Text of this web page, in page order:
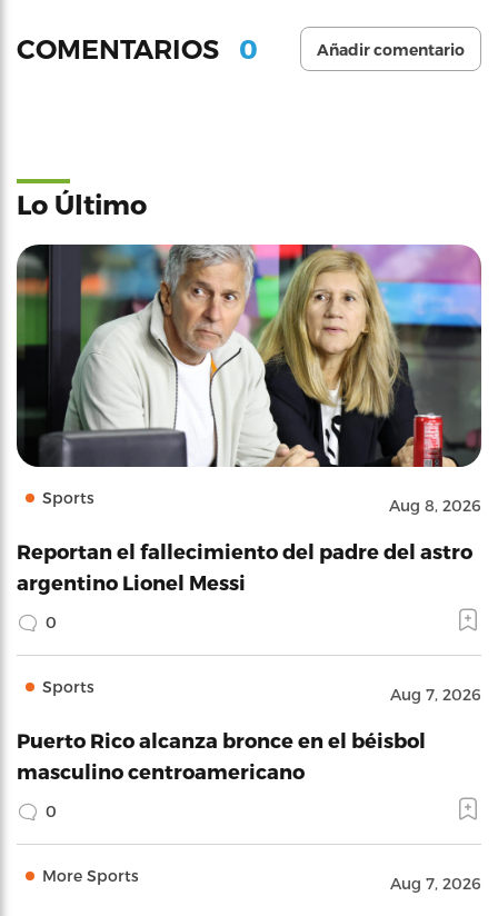
COMENTARIOS 0 Añadir comentario
Lo Último
Sports Aug 8, 2026
Reportan el fallecimiento del padre del astro
argentino Lionel Messi
0
Sports Aug 7, 2026
Puerto Rico alcanza bronce en el béisbol
masculino centroamericano
0
More Sports Aug 7, 2026